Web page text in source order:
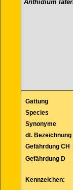
Anthidium
Gattung
Species
Synonyme
dt. Bezeichnung
Gefährdung CH
Gefährdung D
Kennzeichen: